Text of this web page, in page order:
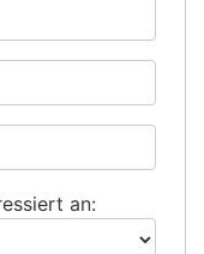
an: